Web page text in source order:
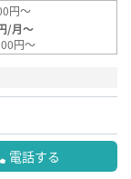
円～
/月～
円～
電話する